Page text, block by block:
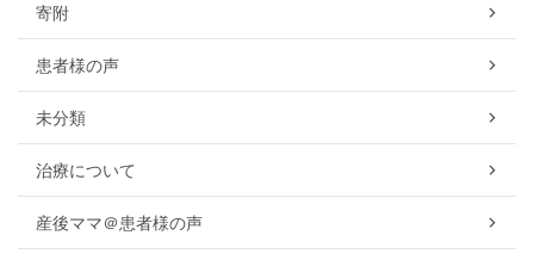
寄附
患者様の声
未分類
治療について
産後ママ＠患者様の声